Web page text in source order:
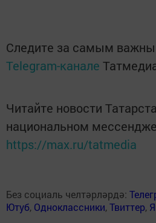
Следите за самым
Telegram-канале
Читайте новости
национальном
https://max.ru/tatmedia
Без социаль челтәрләрдә:
Ютуб, Одноклассники,Твиттер,